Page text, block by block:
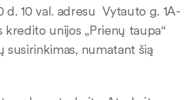
d. 10 val. adresu Vytauto g. 1A-
kredito unijos „Prienų taupa“
susirinkimas, numatant šią